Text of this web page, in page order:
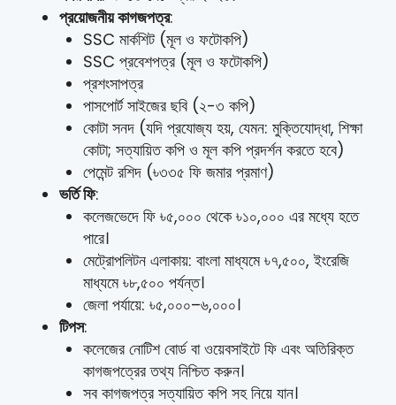
প্রয়োজনীয় কাগজপত্র:
SSC মার্কশিট (মূল ও ফটোকপি)
SSC প্রবেশপত্র (মূল ও ফটোকপি)
প্রশংসাপত্র
পাসপোর্ট সাইজের ছবি (২-৩ কপি)
কোটা সনদ (যদি প্রযোজ্য হয়, যেমন: মুক্তিযোদ্ধা, শিক্ষা
কোটা; সত্যায়িত কপি ও মূল কপি প্রদর্শন করতে হবে)
পেমেন্ট রশিদ (৳৩৩৫ ফি জমার প্রমাণ)
ভর্তি ফি:
কলেজভেদে ফি ৳৫,০০০ থেকে ৳১০,০০০ এর মধ্যে হতে
পারে।
মেট্রোপলিটন এলাকায়: বাংলা মাধ্যমে ৳৭,৫০০, ইংরেজি
মাধ্যমে ৳৮,৫০০ পর্যন্ত।
জেলা পর্যায়ে: ৳৫,০০০–৬,০০০।
টিপস:
কলেজের নোটিশ বোর্ড বা ওয়েবসাইটে ফি এবং অতিরিক্ত
কাগজপত্রের তথ্য নিশ্চিত করুন।
সব কাগজপত্র সত্যায়িত কপি সহ নিয়ে যান।